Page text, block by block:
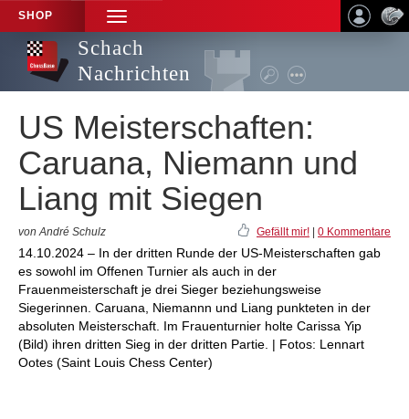
SHOP
TOGGLE
NAVIGATION
Schach
Nachrichten
US Meisterschaften:
Caruana, Niemann und
Liang mit Siegen
von André Schulz Gefällt mir! 0 Kommentare
14.10.2024 – In der dritten Runde der US-Meisterschaften gab
es sowohl im Offenen Turnier als auch in der
Frauenmeisterschaft je drei Sieger beziehungsweise
Siegerinnen. Caruana, Niemannn und Liang punkteten in der
absoluten Meisterschaft. Im Frauenturnier holte Carissa Yip
(Bild) ihren dritten Sieg in der dritten Partie. | Fotos: Lennart
Ootes (Saint Louis Chess Center)